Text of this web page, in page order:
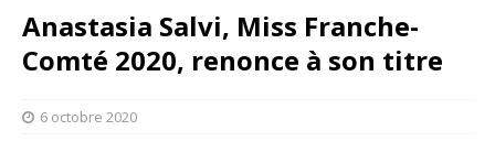
Anastasia Salvi, Miss Franche-
Comté 2020, renonce à son titre
6 octobre 2020